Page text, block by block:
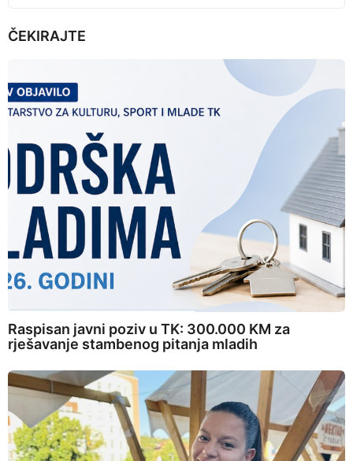
ČEKIRAJTE
Raspisan javni poziv u TK: 300.000 KM za
rješavanje stambenog pitanja mladih